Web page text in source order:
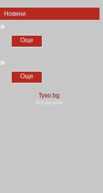
Новини
»
Още
»
Още
Уеб дизайн